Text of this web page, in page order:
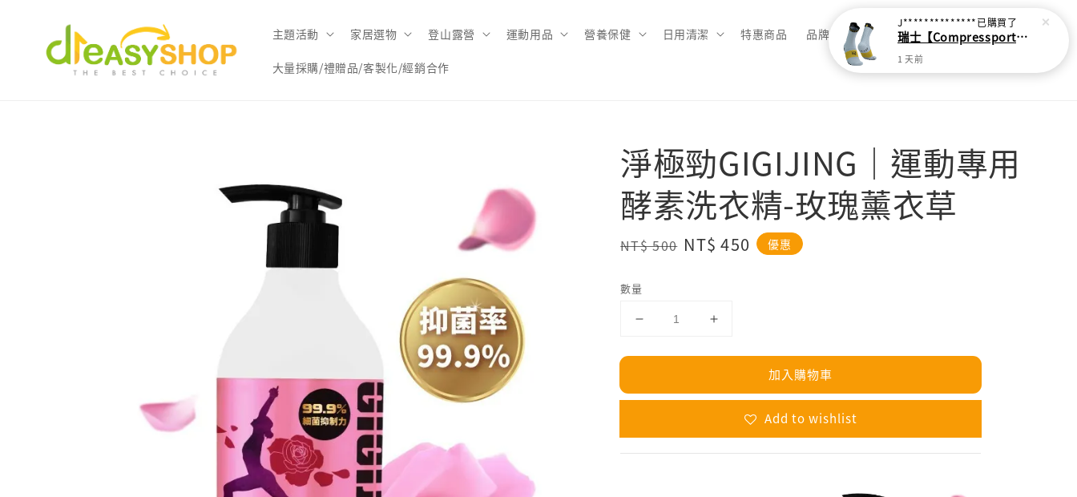
主題活動 家居選物 登山露營 運動用品 營養保健 日用清潔 特惠商品 品牌總覽
大量採購/禮贈品/客製化/經銷合作
淨極勁GIGIJING｜運動專用
酵素洗衣精-玫瑰薰衣草
Regular
NT$ 500 Sale
NT$ 450 優惠
數量
加入購物車
Add to wishlist
J**************已購買了
瑞士【Compressport】V4 越野跑襪(2024新色)
1 天前